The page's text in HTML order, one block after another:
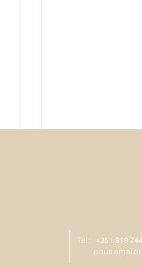
Presidente da
Maior, Professor
Tel: +351919